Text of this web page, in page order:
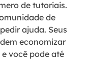
de tutoriais.
de
ajuda. Seus
economizar
você pode até